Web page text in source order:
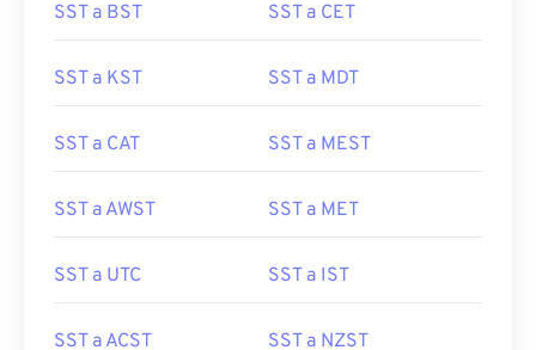
SST a BST SST a CET
SST a KST SST a MDT
SST a CAT SST a MEST
SST a AWST SST a MET
SST a UTC SST a IST
SST a ACST SST a NZST